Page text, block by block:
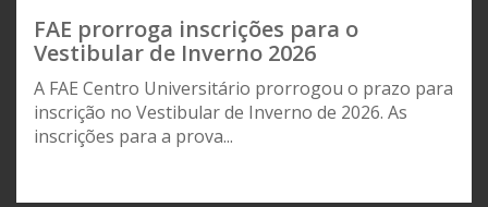
FAE prorroga inscrições para o
Vestibular de Inverno 2026
A FAE Centro Universitário prorrogou o prazo para
inscrição no Vestibular de Inverno de 2026. As
inscrições para a prova...